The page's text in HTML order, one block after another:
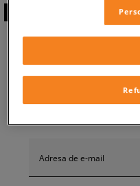
Adresa de e-mail